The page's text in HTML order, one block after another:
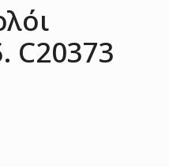
C20373